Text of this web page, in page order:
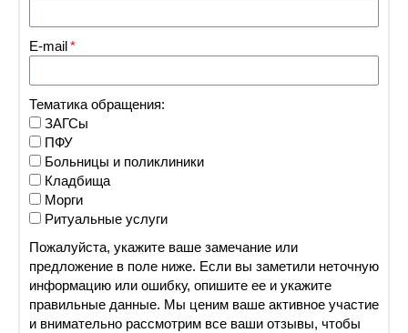
E-mail
Тематика обращения:
ЗАГСы
ПФУ
Больницы и поликлиники
Кладбища
Морги
Ритуальные услуги
Пожалуйста, укажите ваше замечание или
предложение в поле ниже. Если вы заметили неточную
информацию или ошибку, опишите ее и укажите
правильные данные. Мы ценим ваше активное участие
и внимательно рассмотрим все ваши отзывы, чтобы